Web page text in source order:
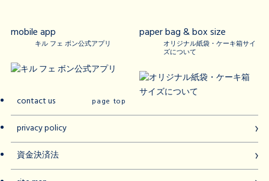
mobile app
キル フェ ボン公式アプリ
paper bag & box size
オリジナル紙袋・ケーキ箱サイ
ズについて
page top
contact us
privacy policy
資金決済法